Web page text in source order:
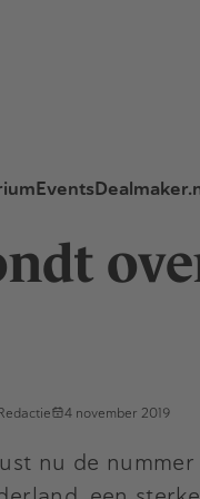
Events
4 november 2019
nu de